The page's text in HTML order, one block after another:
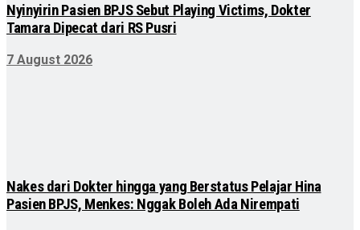
Nyinyirin Pasien BPJS Sebut Playing Victims, Dokter
Tamara Dipecat dari RS Pusri
7 August 2026
Nakes dari Dokter hingga yang Berstatus Pelajar Hina
Pasien BPJS, Menkes: Nggak Boleh Ada Nirempati